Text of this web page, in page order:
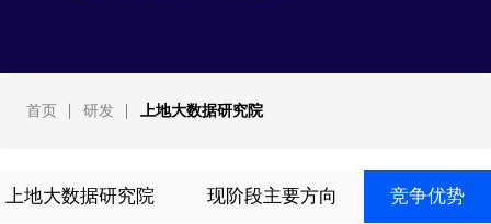
首页 研发 上地大数据研究院
上地大数据研究院 现阶段主要方向 竞争优势